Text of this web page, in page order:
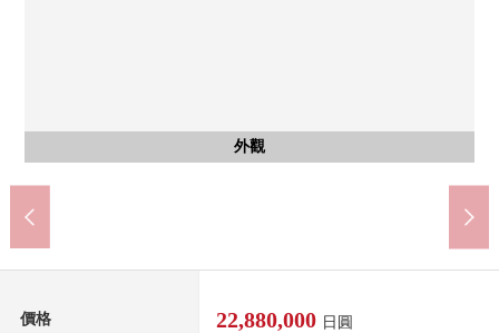
外觀
外觀
入口
停車場
其他
外觀
外觀
外觀
外觀
外觀
外觀
外觀
JR阪和線"久坐"車站(約930m)
COCOKARA FINE(約560m)
7-Eleven(約150m)
刈田北小學(約570m)
大阪Metro御堂筋線"久坐"車站(約640m)
久坐公園(約680m)
東我孫子中學(約460m)
關西超市(約770m)
價格 22,880,000 日圓